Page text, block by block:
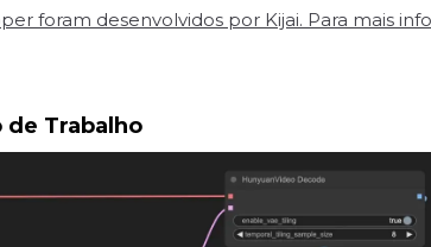
foram desenvolvidos por Kijai. Para mais
de Trabalho